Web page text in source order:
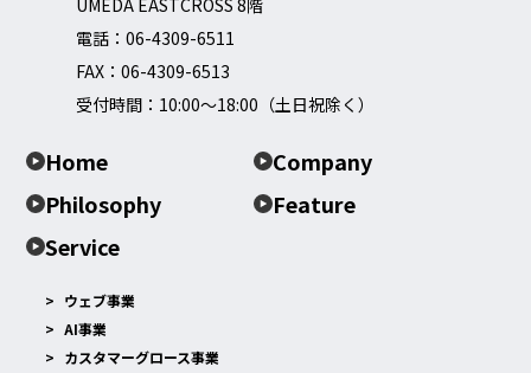
電話： 06-4309-6511
FAX：06-4309-6513
受付時間：10:00～18:00（土日祝除く）
Home
Company
Philosophy
Feature
Service
ウェブ事業
AI事業
カスタマーグロース事業